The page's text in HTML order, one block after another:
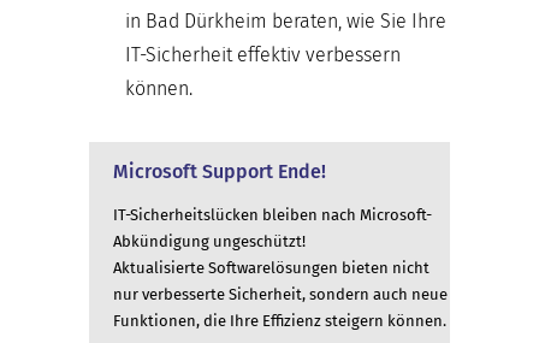
in Bad Dürkheim beraten, wie Sie Ihre
IT-Sicherheit effektiv verbessern
können.
Microsoft Support Ende!
IT-Sicherheitslücken bleiben nach Microsoft-
Abkündigung ungeschützt!
Aktualisierte Softwarelösungen bieten nicht
nur verbesserte Sicherheit, sondern auch neue
Funktionen, die Ihre Effizienz steigern können.